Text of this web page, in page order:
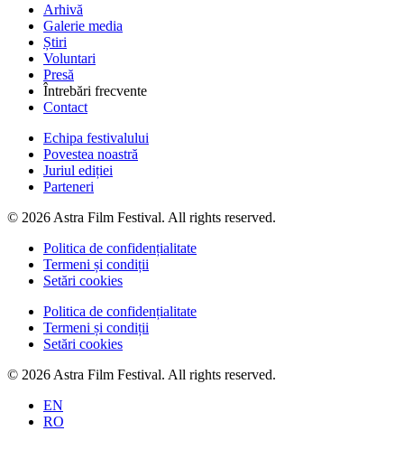
Arhivă
Galerie media
Știri
Voluntari
Presă
Întrebări frecvente
Contact
Echipa festivalului
Povestea noastră
Juriul ediției
Parteneri
© 2026 Astra Film Festival. All rights reserved.
Politica de confidențialitate
Termeni și condiții
Setări cookies
Politica de confidențialitate
Termeni și condiții
Setări cookies
© 2026 Astra Film Festival. All rights reserved.
EN
RO